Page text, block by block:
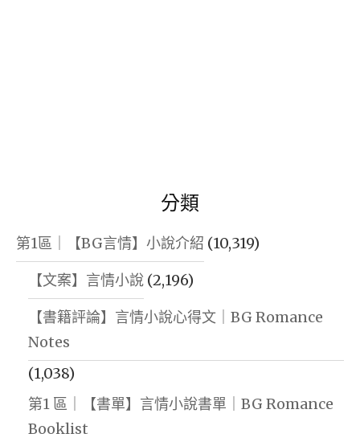
分類
第1區｜【BG言情】小說介紹 (10,319)
【文案】言情小說 (2,196)
【書籍評論】言情小說心得文｜BG Romance
Notes
(1,038)
第1 區｜【書單】言情小說書單｜BG Romance
Booklist